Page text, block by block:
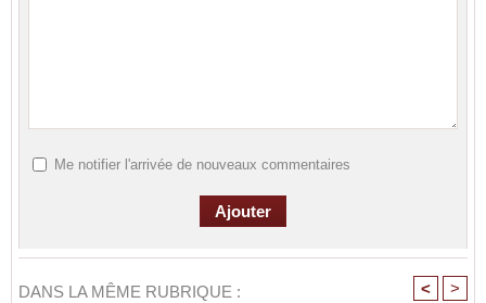
Me notifier l'arrivée de nouveaux commentaires
DANS LA MÊME RUBRIQUE : < >